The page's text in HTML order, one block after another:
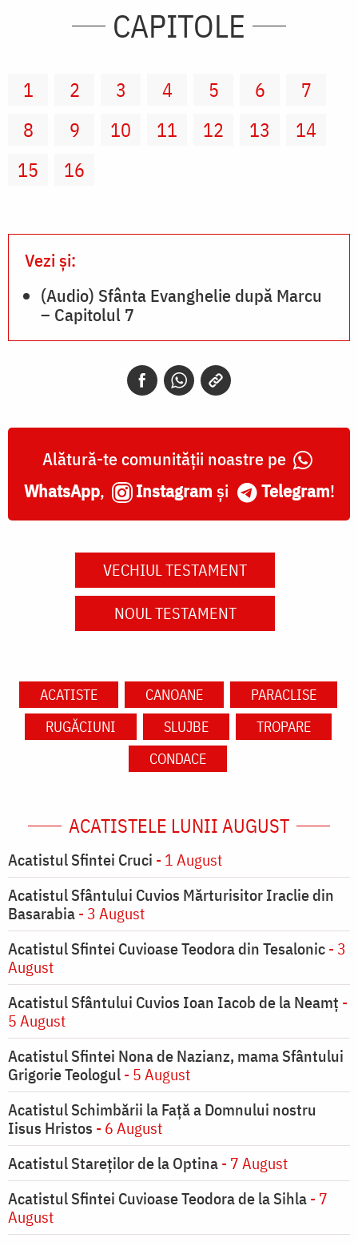
CAPITOLE
1 2 3 4 5 6
7
8
9 10 11 12 13
14
15
16
Vezi și:
(Audio) Sfânta Evanghelie după Marcu
– Capitolul 7
Alătură-te comunității noastre pe
WhatsApp, Instagram și Telegram!
VECHIUL TESTAMENT
NOUL TESTAMENT
ACATISTE CANOANE
PARACLISE
RUGĂCIUNI
SLUJBE
TROPARE
CONDACE
ACATISTELE LUNII AUGUST
Acatistul Sfintei Cruci - 1 August
Acatistul Sfântului Cuvios Mărturisitor Iraclie din
Basarabia- 3 August
Acatistul Sfintei Cuvioase Teodora din Tesalonic- 3
August
Acatistul Sfântului Cuvios Ioan Iacob de la Neamț -
5 August
Acatistul Sfintei Nona de Nazianz, mama Sfântului
Grigorie Teologul- 5 August
Acatistul Schimbării la Faţă a Domnului nostru
Iisus Hristos - 6 August
Acatistul Stareţilor de la Optina- 7 August
Acatistul Sfintei Cuvioase Teodora de la Sihla- 7
August